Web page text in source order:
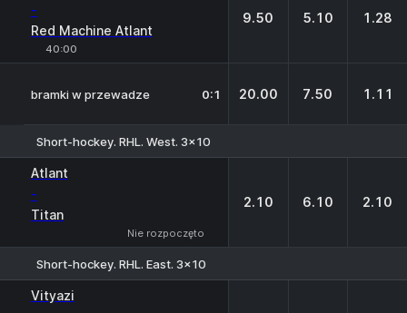
-
Red Machine Atlant
40:00
9.50 5.10 1.28
bramki w przewadze 0:1 20.00 7.50 1.11
Short-hockey. RHL. West. 3x10
Atlant
-
Titan
Nie rozpoczęto
2.10 6.10 2.10
Short-hockey. RHL. East. 3x10
Vityazi